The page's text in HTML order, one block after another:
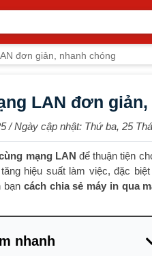
đơn giản, nhanh chóng
LAN đơn
/ Ngày cập nhật: Thứ ba, 25
mạng LAN để thuận tiện
hiệu suất làm việc, đặc
bạn cách chia sẻ máy in qua
nhanh